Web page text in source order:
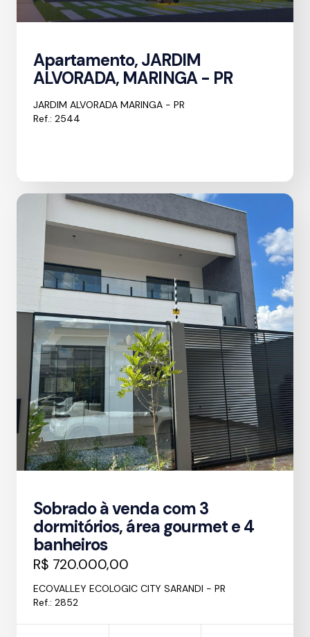
Apartamento, JARDIM
ALVORADA, MARINGA - PR
JARDIM ALVORADA MARINGA - PR
Ref.: 2544
Sobrado à venda com 3
dormitórios, área gourmet e 4
banheiros
R$ 720.000,00
ECOVALLEY ECOLOGIC CITY SARANDI - PR
Ref.: 2852